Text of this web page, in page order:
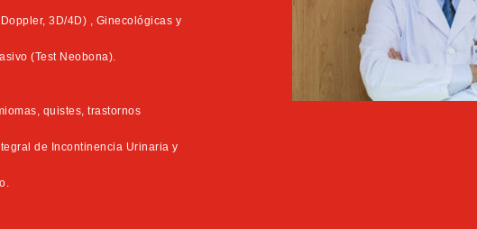
3D/4D) , Ginecológicas y
(Test Neobona).
quistes, trastornos
de Incontinencia Urinaria y